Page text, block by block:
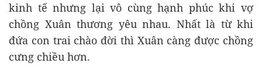
kinh tế nhưng lại vô cùng hạnh phúc khi vợ
chồng Xuân thương yêu nhau. Nhất là từ khi
đứa con trai chào đời thì Xuân càng được chồng
cưng chiều hơn.